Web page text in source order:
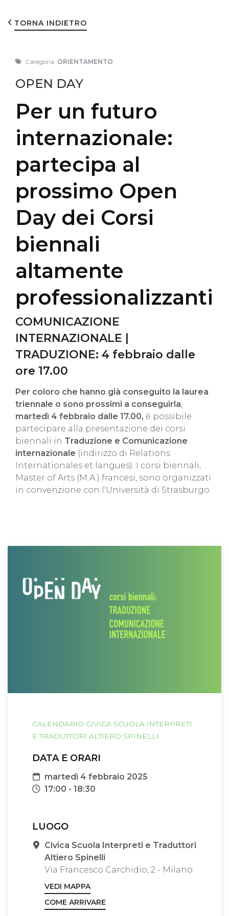
TORNA INDIETRO
Categoria: ORIENTAMENTO
OPEN DAY
Per un futuro
internazionale:
partecipa al
prossimo Open
Day dei Corsi
biennali
altamente
professionalizzanti
COMUNICAZIONE
INTERNAZIONALE |
TRADUZIONE: 4 febbraio dalle
ore 17.00
Per coloro che hanno già conseguito la laurea
triennale o sono prossimi a conseguirla,
martedì 4 febbraio dalle 17.00, è possibile
partecipare alla presentazione dei corsi
biennali in Traduzione e Comunicazione
internazionale (indirizzo di Relations
Internationales et langues). I corsi biennali,
Master of Arts (M.A.) francesi, sono organizzati
in convenzione con l'Università di Strasburgo.
CALENDARIO CIVICA SCUOLA INTERPRETI
E TRADUTTORI ALTIERO SPINELLI
DATA E ORARI
Data
martedì 4 febbraio 2025
Orari
17:00 - 18:30
LUOGO
Sede
Civica Scuola Interpreti e Traduttori
Altiero Spinelli
Via Francesco Carchidio, 2 - Milano
VEDI MAPPA
COME ARRIVARE